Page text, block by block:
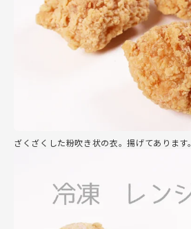
ざくざくした粉吹き状の衣。揚げてあります。